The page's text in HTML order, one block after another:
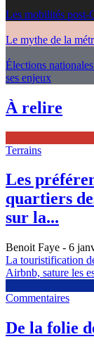
Les mobilités post-
Le mythe de la
Élections
ses enjeux
À relire
Terrains
Les
quartiers
sur la...
Benoit Faye - 6
La touristification
Airbnb, sature les
Commentaires
De la folie